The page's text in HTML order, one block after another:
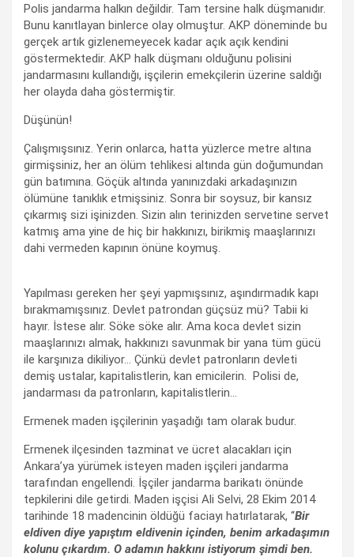
Polis jandarma halkın değildir. Tam tersine halk düşmanıdır.
Bunu kanıtlayan binlerce olay olmuştur. AKP döneminde bu
gerçek artık gizlenemeyecek kadar açık açık kendini
göstermektedir. AKP halk düşmanı olduğunu polisini
jandarmasını kullandığı, işçilerin emekçilerin üzerine saldığı
her olayda daha göstermiştir.
Düşünün!
Çalışmışsınız. Yerin onlarca, hatta yüzlerce metre altına
girmişsiniz, her an ölüm tehlikesi altında gün doğumundan
gün batımına. Göçük altında yanınızdaki arkadaşınızın
ölümüne tanıklık etmişsiniz. Sonra bir soysuz, bir kansız
çıkarmış sizi işinizden. Sizin alın terinizden servetine servet
katmış ama yine de hiç bir hakkınızı, birikmiş maaşlarınızı
dahi vermeden kapının önüne koymuş.
Yapılması gereken her şeyi yapmışsınız, aşındırmadık kapı
bırakmamışsınız. Devlet patrondan güçsüz mü? Tabii ki
hayır. İstese alır. Söke söke alır. Ama koca devlet sizin
maaşlarınızı almak, hakkınızı savunmak bir yana tüm gücü
ile karşınıza dikiliyor… Çünkü devlet patronların devleti
demiş ustalar, kapitalistlerin, kan emicilerin. Polisi de,
jandarması da patronların, kapitalistlerin…
Ermenek maden işçilerinin yaşadığı tam olarak budur.
Ermenek ilçesinden tazminat ve ücret alacakları için
Ankara’ya yürümek isteyen maden işçileri jandarma
tarafından engellendi. İşçiler jandarma barikatı önünde
tepkilerini dile getirdi. Maden işçisi Ali Selvi, 28 Ekim 2014
tarihinde 18 madencinin öldüğü faciayı hatırlatarak, “Bir
eldiven diye yapıştım eldivenin içinden, benim arkadaşımın
kolunu çıkardım. O adamın hakkını istiyorum şimdi ben.